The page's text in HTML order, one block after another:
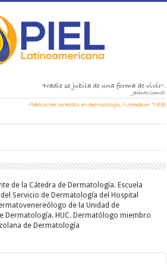
de la Cátedra de Dermatología. Escuela
Servicio de Dermatología del Hospital
de la Unidad de
Dermatología. HUC. Dermatólogo miembro
de Dermatología